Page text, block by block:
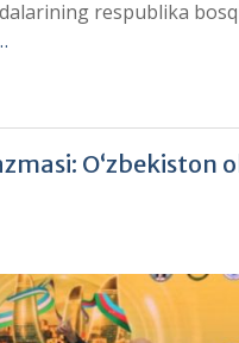
respublika